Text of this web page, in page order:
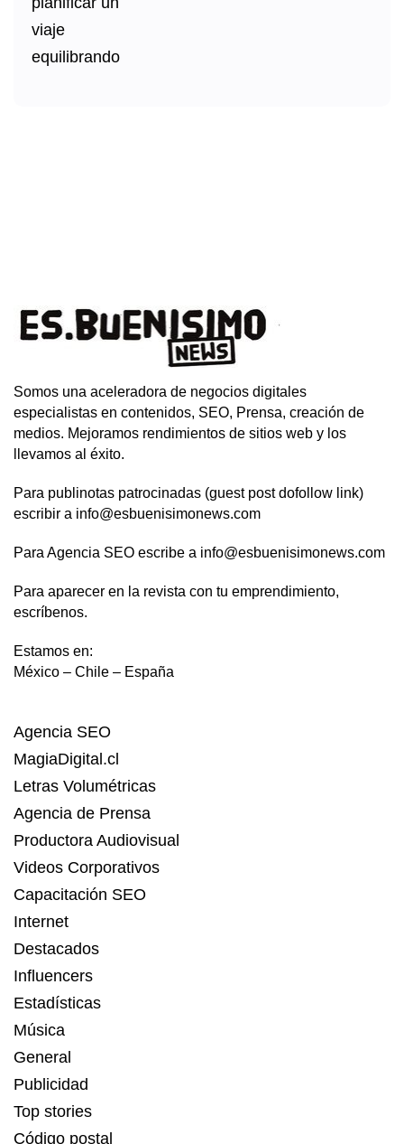
Somos una aceleradora de negocios digitales
especialistas en contenidos, SEO, Prensa, creación de
medios. Mejoramos rendimientos de sitios web y los
llevamos al éxito.
Para publinotas patrocinadas (guest post dofollow link)
escribir a info@esbuenisimonews.com
Para Agencia SEO escribe a info@esbuenisimonews.com
Para aparecer en la revista con tu emprendimiento,
escríbenos.
Estamos en:
México – Chile – España
Agencia SEO
MagiaDigital.cl
Letras Volumétricas
Agencia de Prensa
Productora Audiovisual
Videos Corporativos
Capacitación SEO
Internet
Destacados
Influencers
Estadísticas
Música
General
Publicidad
Top stories
Código postal